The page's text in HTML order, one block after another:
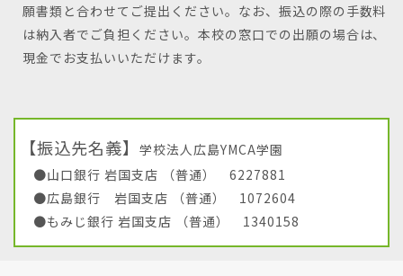
願書類と合わせてご提出ください。なお、振込の際の手数料
は納入者でご負担ください。本校の窓口での出願の場合は、
現金でお支払いいただけます。
【振込先名義】
学校法人広島YMCA学園
●山口銀行 岩国支店 （普通） 6227881
●広島銀行 岩国支店 （普通） 1072604
●もみじ銀行 岩国支店 （普通） 1340158